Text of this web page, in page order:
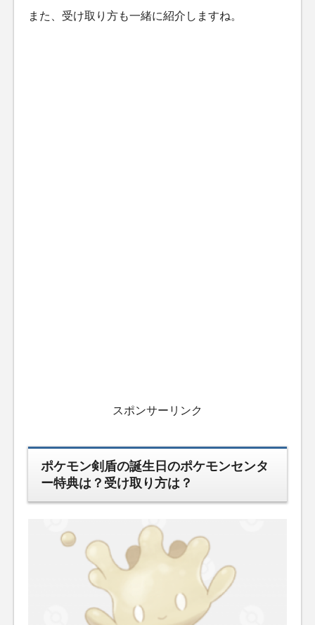
また、受け取り方も一緒に紹介しますね。
スポンサーリンク
ポケモン剣盾の誕生日のポケモンセンタ
ー特典は？受け取り方は？